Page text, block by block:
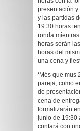
presentación
y las partidas
19:30 horas
ronda
horas serán
horas del
una cena y
‘Més que mus
pareja, como
de
cena de
formalizarán
junio de 19:30
contará con